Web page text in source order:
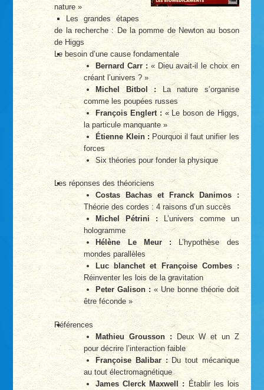
nature »
Les grandes étapes
de la recherche : De la pomme de Newton au boson
de Higgs
Le besoin d’une cause fondamentale
Bernard Carr :« Dieu avait-il le choix en
créant l’univers ? »
Michel Bitbol :La nature s’organise
comme les poupées russes
François Englert :« Le boson de Higgs,
la particule manquante »
Étienne Klein :Pourquoi il faut unifier les
forces
Six théories pour fonder la physique
Les réponses des théoriciens
Costas Bachas et Franck Danimos :
Théorie des cordes : 4 raisons d’un succès
Michel Pétrini : L’univers comme un
hologramme
Hélène Le Meur :L’hypothèse des
mondes parallèles
Luc blanchet et Françoise Combes :
Réinventer les lois de la gravitation
Peter Galison :« Une bonne théorie doit
être féconde »
Références
Mathieu Grousson :Deux W et un Z
pour décrire l’interaction faible
Françoise Balibar :Du tout mécanique
au tout électromagnétique
James Clerck Maxwell : Établir les lois